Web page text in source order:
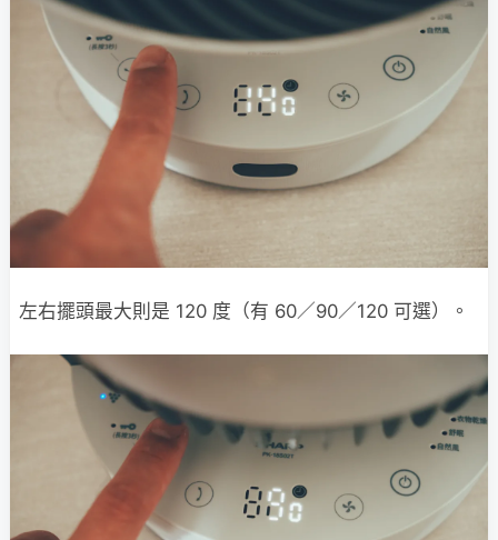
左右擺頭最大則是 120 度（有 60／90／120 可選）。